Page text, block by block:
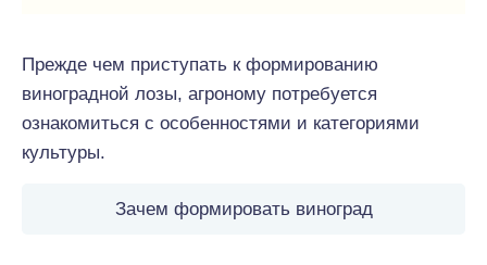
Прежде чем приступать к формированию
виноградной лозы, агроному потребуется
ознакомиться с особенностями и категориями
культуры.
Зачем формировать виноград